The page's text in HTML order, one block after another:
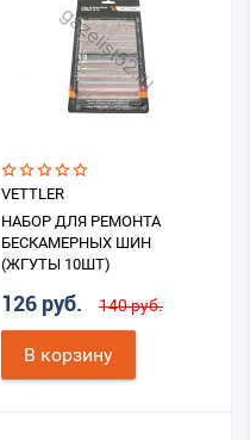
VETTLER
НАБОР ДЛЯ РЕМОНТА
БЕСКАМЕРНЫХ ШИН
(ЖГУТЫ 10ШТ)
126 руб. 140 руб.
В корзину